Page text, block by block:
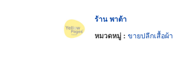
ร้าน พาต้า
หมวดหมู่ : ขายปลีกเสื้อผ้า